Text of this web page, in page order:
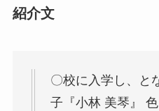
紹介文
〇校に入学し、と
子『小林 美琴』